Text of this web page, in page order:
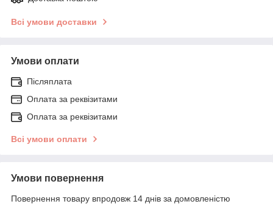
Всі умови доставки
Умови оплати
Післяплата
Оплата за реквізитами
Оплата за реквізитами
Всі умови оплати
Умови повернення
Повернення товару впродовж 14 днів за домовленістю